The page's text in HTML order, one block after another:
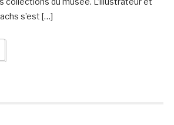
s’est […]